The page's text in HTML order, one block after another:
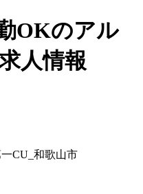
OKのアル
人情報
CU_和歌山市